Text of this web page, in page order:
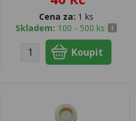
Cena za: 1 ks
Skladem: 100 - 500 ks